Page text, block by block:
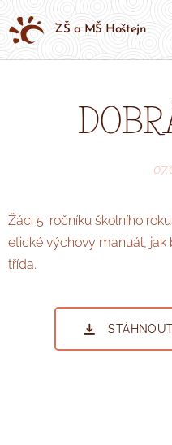
ZŠ a MŠ Hoštejn
Žáci 5. ročníku školního
etické výchovy manuál,
třída.